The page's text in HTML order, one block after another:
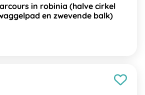
in robinia (halve cirkel
en zwevende balk)